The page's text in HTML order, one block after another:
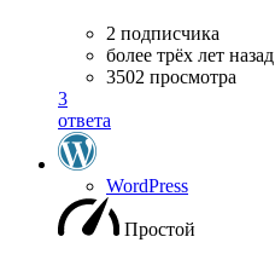
2 подписчика
более трёх лет назад
3502 просмотра
3
ответа
WordPress
Простой